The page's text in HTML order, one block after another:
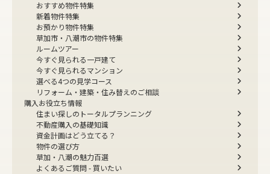
おすすめ物件特集
新着物件特集
お預かり物件特集
草加市・八潮市の物件特集
ルームツアー
今すぐ見られる一戸建て
今すぐ見られるマンション
選べる4つの見学コース
リフォーム・建築・住み替えのご相談
購入お役立ち情報
住まい探しのトータルプランニング
不動産購入の基礎知識
資金計画はどう立てる？
物件の選び方
草加・八潮の魅力百選
よくあるご質問 - 買いたい